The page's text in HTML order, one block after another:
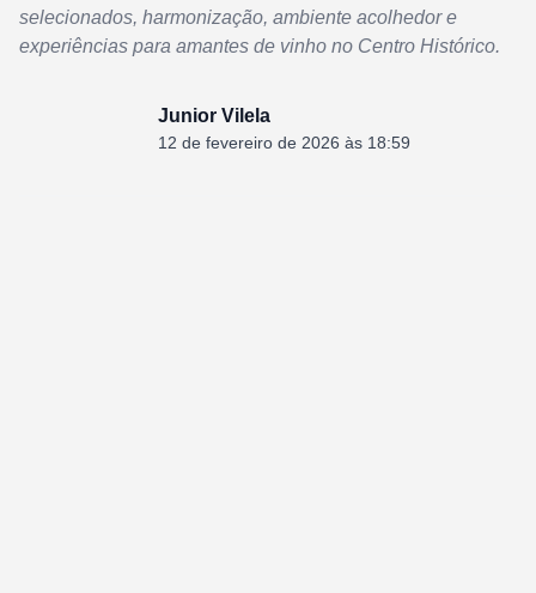
selecionados, harmonização, ambiente acolhedor e
experiências para amantes de vinho no Centro Histórico.
Junior Vilela
12 de fevereiro de 2026 às 18:59